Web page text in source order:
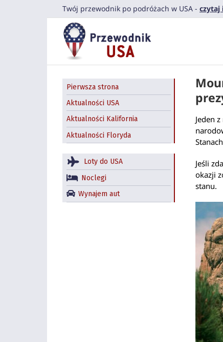
Twój przewodnik po podróżach w USA - czytaj
Jeden
Jeśli
okazji
stanu.
Pierwsza strona
Aktualności USA
Aktualności Kalifornia
Aktualności Floryda
Loty do USA
Noclegi
Wynajem aut